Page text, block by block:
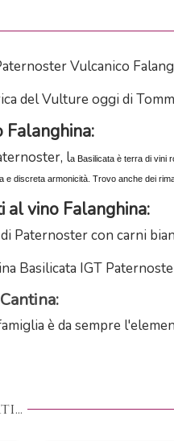
Vulcanico
del Vulture oggi di
la Basilicata è terra di vini
e discreta armonicità. Trovo anche dei
vino Falanghina:
Paternoster con carni
Basilicata IGT
è da sempre